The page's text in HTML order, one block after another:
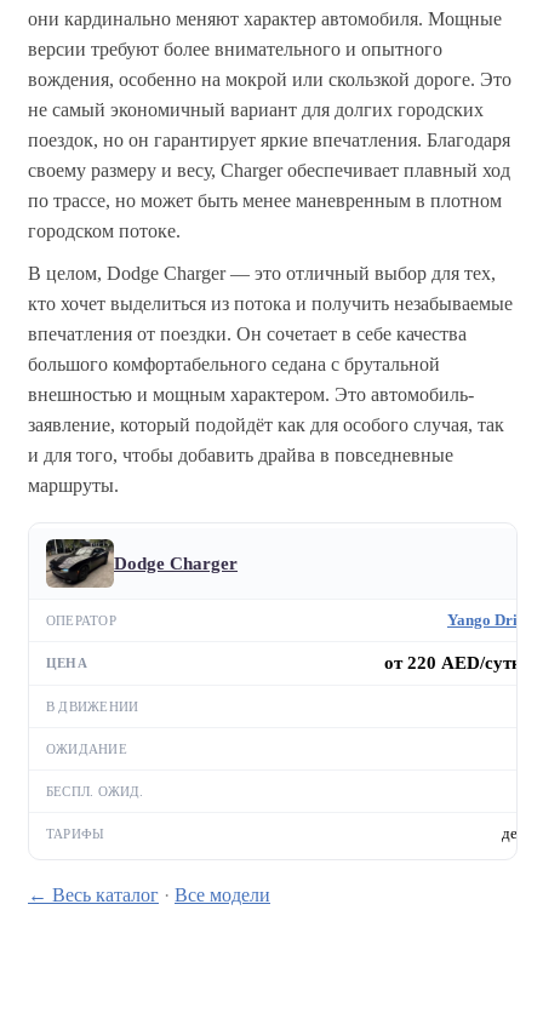
они кардинально меняют характер автомобиля. Мощные
версии требуют более внимательного и опытного
вождения, особенно на мокрой или скользкой дороге. Это
не самый экономичный вариант для долгих городских
поездок, но он гарантирует яркие впечатления. Благодаря
своему размеру и весу, Charger обеспечивает плавный ход
по трассе, но может быть менее маневренным в плотном
городском потоке.
В целом, Dodge Charger — это отличный выбор для тех,
кто хочет выделиться из потока и получить незабываемые
впечатления от поездки. Он сочетает в себе качества
большого комфортабельного седана с брутальной
внешностью и мощным характером. Это автомобиль-
заявление, который подойдёт как для особого случая, так
и для того, чтобы добавить драйва в повседневные
маршруты.
Dodge Charger
Yango Drive
от 220 AED/сутки
день
← Весь каталог · Все модели